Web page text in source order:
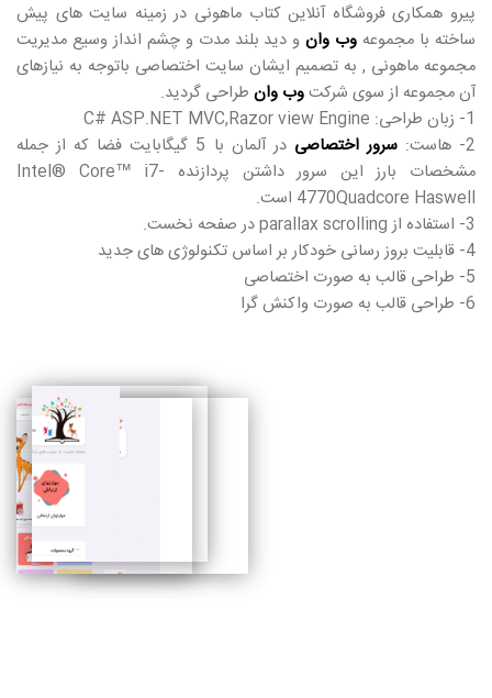
پیرو همکاری فروشگاه آنلاین کتاب ماهونی در زمینه سایت های پیش
ساخته با مجموعه وب وانو دید بلند مدت و چشم انداز وسیع مدیریت
مجموعه ماهونی , به تصمیم ایشان سایت اختصاصی باتوجه به نیازهای
آن مجموعه از سوی شرکتوب وان طراحی گردید.
1- زبان طراحی: C# ASP.NET MVC,Razor view Engine
2- هاست:
سرور اختصاصی
در آلمان با 5 گیگابایت فضا که از جمله
مشخصات بارز این سرور داشتن پردازنده Intel® Core™ i7-
4770Quadcore Haswell است.
3- استفاده از parallax scrolling در صفحه نخست.
4- قابلیت بروز رسانی خودکار بر اساس تکنولوژی های جدید
5- طراحی قالب به صورت اختصاصی
6- طراحی قالب به صورت واکنش گرا